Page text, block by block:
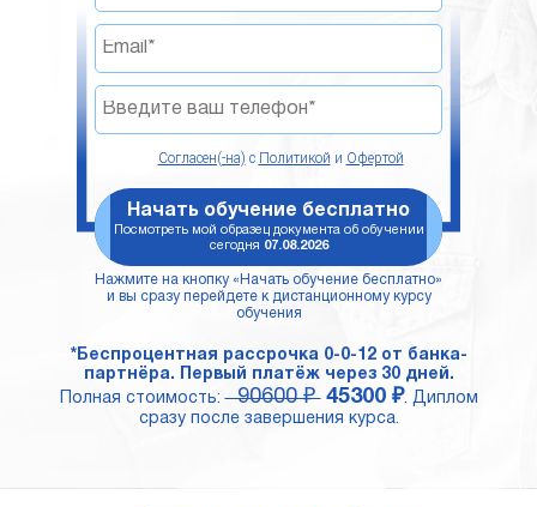
Согласен(-на) с Политикой и Офертой
Начать обучение бесплатно
Посмотреть мой образец документа об обучении
сегодня 07.08.2026
Нажмите на кнопку «Начать обучение бесплатно»
и вы сразу перейдете к дистанционному курсу
обучения
*Беспроцентная рассрочка 0-0-12 от банка-
партнёра. Первый платёж через 30 дней.
Полная стоимость:90600 ₽ 45300 ₽. Диплом
сразу после завершения курса.